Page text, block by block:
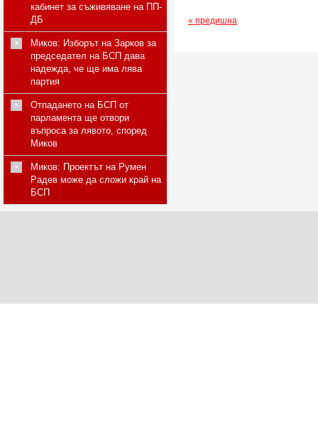
« предишна
кабинет за съживяване на ПП-
ДБ
Миков: Изборът на Зарков за
председател на БСП дава
надежда, че ще има лява
партия
Отпадането на БСП от
парламента ще отвори
въпроса за лявото, според
Миков
Миков: Проектът на Румен
Радев може да сложи край на
БСП